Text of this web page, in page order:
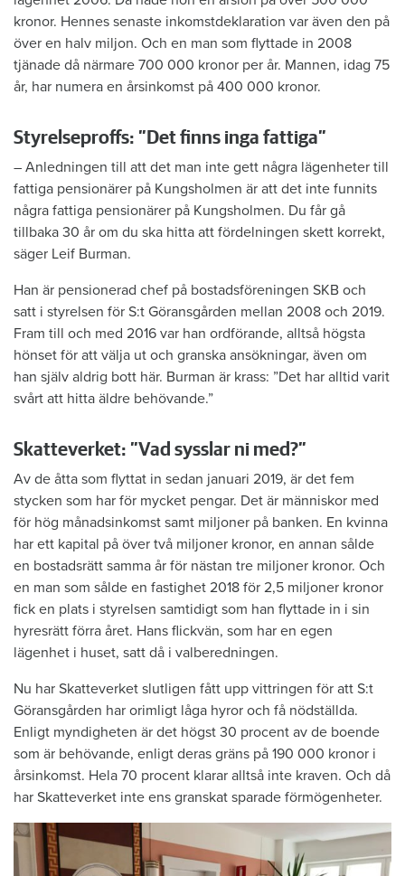
kronor. Hennes senaste inkomstdeklaration var även den på
över en halv miljon. Och en man som flyttade in 2008
tjänade då närmare 700 000 kronor per år. Mannen, idag 75
år, har numera en årsinkomst på 400 000 kronor.
Styrelseproffs: ”Det finns inga fattiga”
– Anledningen till att det man inte gett några lägenheter till
fattiga pensionärer på Kungsholmen är att det inte funnits
några fattiga pensionärer på Kungsholmen. Du får gå
tillbaka 30 år om du ska hitta att fördelningen skett korrekt,
säger Leif Burman.
Han är pensionerad chef på bostadsföreningen SKB och
satt i styrelsen för S:t Göransgården mellan 2008 och 2019.
Fram till och med 2016 var han ordförande, alltså högsta
hönset för att välja ut och granska ansökningar, även om
han själv aldrig bott här. Burman är krass: ”Det har alltid varit
svårt att hitta äldre behövande.”
Skatteverket: ”Vad sysslar ni med?”
Av de åtta som flyttat in sedan januari 2019, är det fem
stycken som har för mycket pengar. Det är människor med
för hög månadsinkomst samt miljoner på banken. En kvinna
har ett kapital på över två miljoner kronor, en annan sålde
en bostadsrätt samma år för nästan tre miljoner kronor. Och
en man som sålde en fastighet 2018 för 2,5 miljoner kronor
fick en plats i styrelsen samtidigt som han flyttade in i sin
hyresrätt förra året. Hans flickvän, som har en egen
lägenhet i huset, satt då i valberedningen.
Nu har Skatteverket slutligen fått upp vittringen för att S:t
Göransgården har orimligt låga hyror och få nödställda.
Enligt myndigheten är det högst 30 procent av de boende
som är behövande, enligt deras gräns på 190 000 kronor i
årsinkomst. Hela 70 procent klarar alltså inte kraven. Och då
har Skatteverket inte ens granskat sparade förmögenheter.